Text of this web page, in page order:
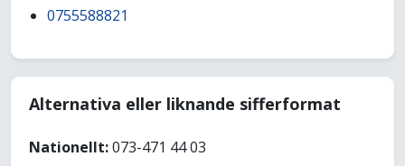
0755588821
Alternativa eller liknande sifferformat
Nationellt:073-471 44 03